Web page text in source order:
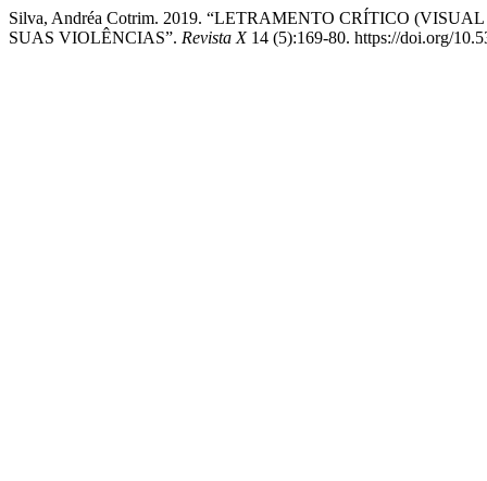
Silva, Andréa Cotrim. 2019. “LETRAMENTO CRÍTICO
SUAS VIOLÊNCIAS”. Revista X14 (5):169-80. https://doi.org/